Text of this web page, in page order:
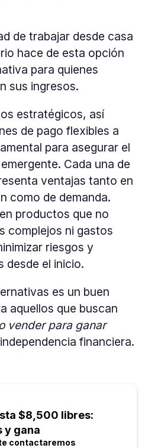
de trabajar desde casa
hace de esta opción
para quienes
sus ingresos.
estratégicos, así
de pago flexibles a
para asegurar el
Cada una de
ventajas tanto en
como de demanda.
productos que no
complejos ni gastos
riesgos y
desde el inicio.
es un buen
aquellos que buscan
vender para ganar
financiera.
$8,500 libres:
y gana
contactaremos